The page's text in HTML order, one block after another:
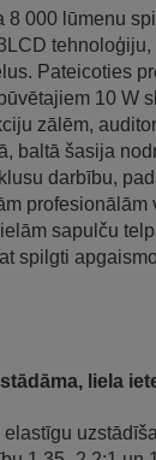
8 000 lūmenu
Pateicoties
10 W
zālēm,
baltā šasija
darbību,
profesionālām
sapulču
spilgti
liela